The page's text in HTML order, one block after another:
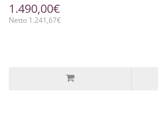
1.490,00€
Netto 1.241,67€